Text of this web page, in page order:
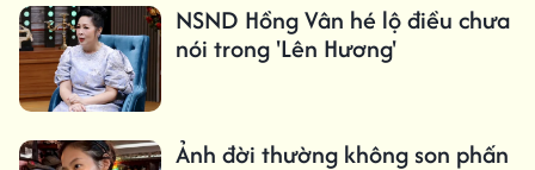
NSND Hồng Vân hé lộ điều chưa
nói trong 'Lên Hương'
Ảnh đời thường không son phấn